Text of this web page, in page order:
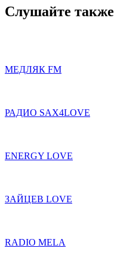
Слушайте также
МЕДЛЯК FM
РАДИО SAX4LOVE
ENERGY LOVE
ЗАЙЦЕВ LOVE
RADIO MELA